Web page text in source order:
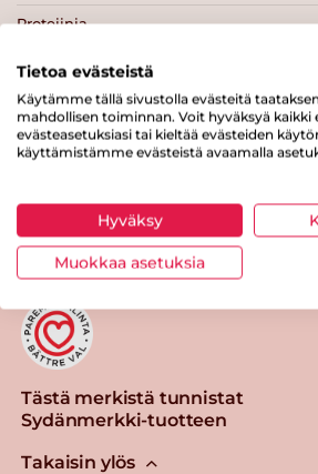
Proteiinia
Suolaa
Tästä merkistä tunnistat
Sydänmerkki-tuotteen
Takaisin ylös
Tietoa evästeistä
Käytämme tällä sivustolla evästeitä
mahdollisen toiminnan. Voit hyväksyä
evästeasetuksiasi tai kieltää evästeiden
käyttämistämme evästeistä avaamalla
Hyväksy
Muokkaa asetuksia